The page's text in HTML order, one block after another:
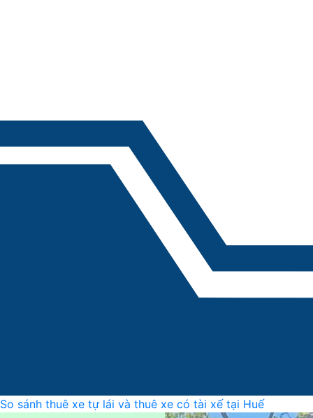
So sánh thuê xe tự lái và thuê xe có tài xế tại Huế